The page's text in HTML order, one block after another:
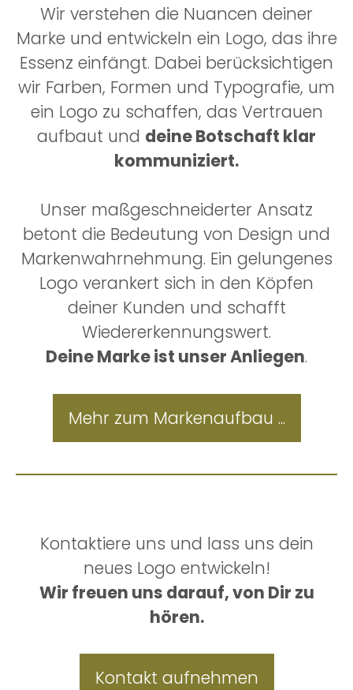
Wir verstehen die Nuancen deiner
Marke und entwickeln ein Logo, das ihre
Essenz einfängt. Dabei berücksichtigen
wir Farben, Formen und Typografie, um
ein Logo zu schaffen, das Vertrauen
aufbaut und deine Botschaft klar
kommuniziert.
Unser maßgeschneiderter Ansatz
betont die Bedeutung von Design und
Markenwahrnehmung. Ein gelungenes
Logo verankert sich in den Köpfen
deiner Kunden und schafft
Wiedererkennungswert.
Deine Marke ist unser Anliegen.
Mehr zum Markenaufbau ...
Kontaktiere uns und lass uns dein
neues Logo entwickeln!
Wir freuen uns darauf, von Dir zu
hören.
Kontakt aufnehmen